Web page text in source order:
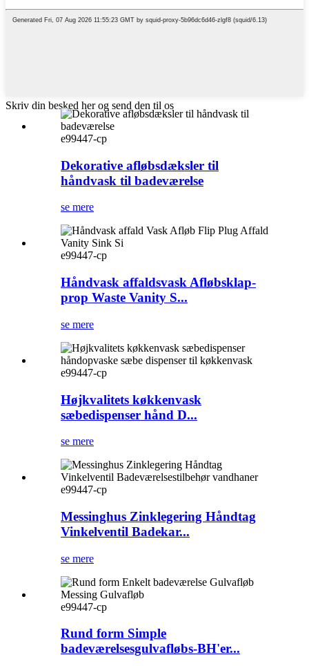
Skriv din besked her og send den til os
e99447-cp
Dekorative afløbsdæksler til
håndvask til badeværelse
se mere
e99447-cp
Håndvask affaldsvask Afløbsklap-
prop Waste Vanity S...
se mere
e99447-cp
Højkvalitets køkkenvask
sæbedispenser hånd D...
se mere
e99447-cp
Messinghus Zinklegering Håndtag
Vinkelventil Badekar...
se mere
e99447-cp
Rund form Simple
badeværelsesgulvafløbs-BH'er...